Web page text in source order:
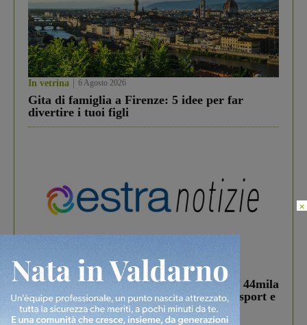
In vetrina 6 Agosto 2026
Gita di famiglia a Firenze: 5 idee per far
divertire i tuoi figli
In vetrina 3 Agosto 2026
Estra Notizie agosto: Smart Cities, oltre 44mila
studenti coinvolti, torna il bando per lo sport e
debutta il podcast Estrair
×